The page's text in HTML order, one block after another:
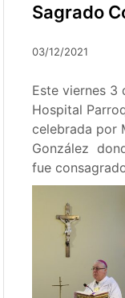
Sagrado
03/12/2021
Este viernes 3
Hospital
celebrada por
González
fue